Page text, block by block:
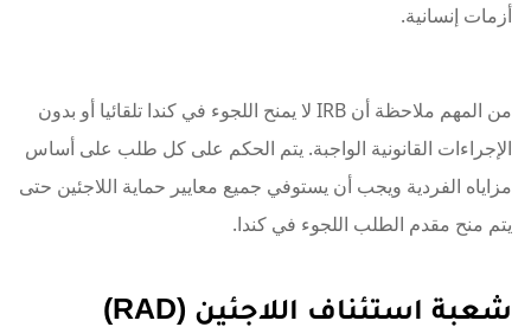
أزمات إنسانية.
من المهم ملاحظة أن IRB لا يمنح اللجوء في كندا تلقائيا أو بدون
الإجراءات القانونية الواجبة. يتم الحكم على كل طلب على أساس
مزاياه الفردية ويجب أن يستوفي جميع معايير حماية اللاجئين حتى
يتم منح مقدم الطلب اللجوء في كندا.
شعبة استئناف اللاجئين (RAD)